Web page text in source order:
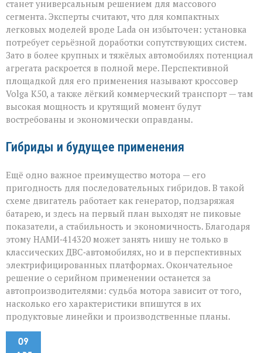
станет универсальным решением для массового
сегмента. Эксперты считают, что для компактных
легковых моделей вроде Lada он избыточен: установка
потребует серьёзной доработки сопутствующих систем.
Зато в более крупных и тяжёлых автомобилях потенциал
агрегата раскроется в полной мере. Перспективной
площадкой для его применения называют кроссовер
Volga К50, а также лёгкий коммерческий транспорт — там
высокая мощность и крутящий момент будут
востребованы и экономически оправданы.
Гибриды и будущее применения
Ещё одно важное преимущество мотора — его
пригодность для последовательных гибридов. В такой
схеме двигатель работает как генератор, подзаряжая
батарею, и здесь на первый план выходят не пиковые
показатели, а стабильность и экономичность. Благодаря
этому НАМИ‑414320 может занять нишу не только в
классических ДВС‑автомобилях, но и в перспективных
электрифицированных платформах. Окончательное
решение о серийном применении останется за
автопроизводителями: судьба мотора зависит от того,
насколько его характеристики впишутся в их
продуктовые линейки и производственные планы.
09